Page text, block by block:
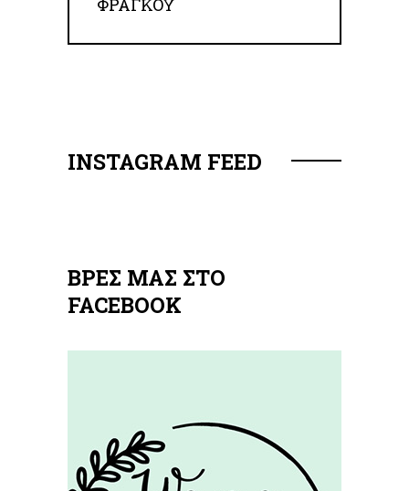
ΦΡΆΓΚΟΥ
INSTAGRAM FEED
ΒΡΕΣ ΜΑΣ ΣΤΟ
FACEBOOK